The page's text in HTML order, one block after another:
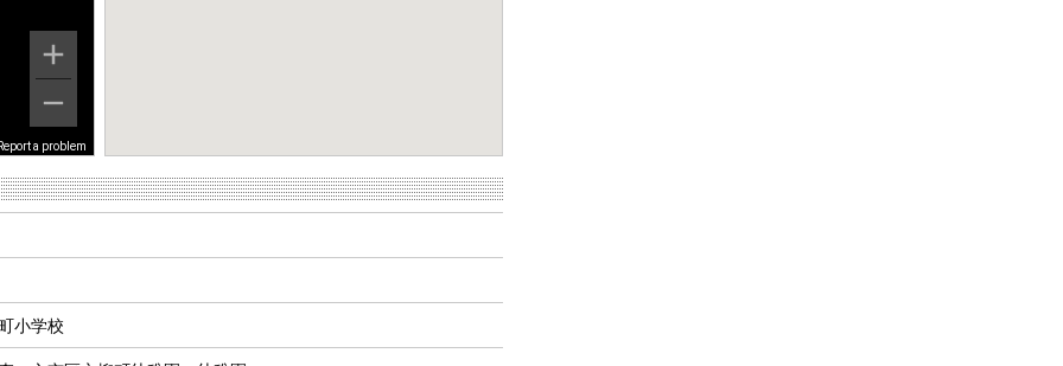
a problem
小学校